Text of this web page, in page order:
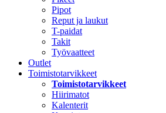
Pipot
Reput ja laukut
T-paidat
Takit
Työvaatteet
Outlet
Toimistotarvikkeet
Toimistotarvikkeet
Hiirimatot
Kalenterit